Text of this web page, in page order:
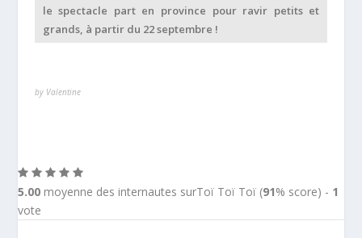
le spectacle part en province pour ravir petits et
grands, à partir du 22 septembre !
by Valentine
5.00 moyenne des internautes surToï Toï Toï (91% score) - 1
vote